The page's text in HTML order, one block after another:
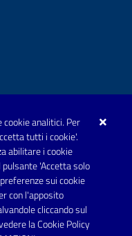
analitici. Per
tutti i cookie'.
abilitare i cookie
'Accetta solo
sui cookie
con l'apposito
cliccando sul
la Cookie Policy